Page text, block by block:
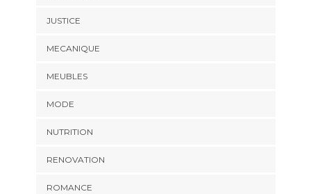
JUSTICE
MECANIQUE
MEUBLES
MODE
NUTRITION
RENOVATION
ROMANCE